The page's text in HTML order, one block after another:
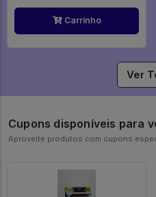
Carrinho
Ver
Cupons disponíveis para
Aproveite produtos com cupons